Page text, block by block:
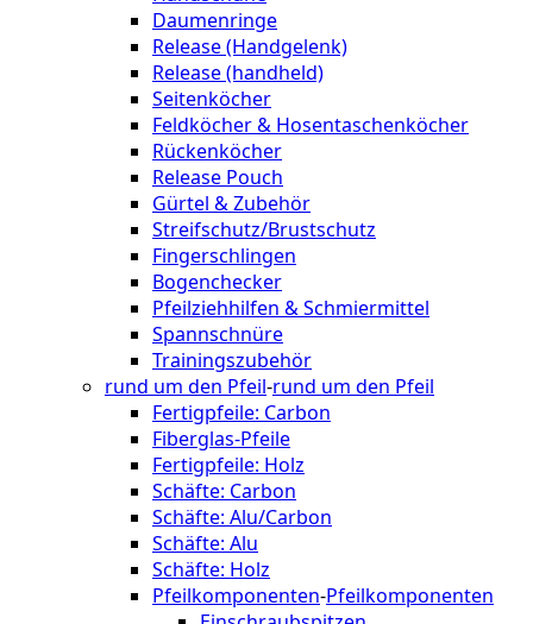
Daumenringe
Release (Handgelenk)
Release (handheld)
Seitenköcher
Feldköcher & Hosentaschenköcher
Rückenköcher
Release Pouch
Gürtel & Zubehör
Streifschutz/Brustschutz
Fingerschlingen
Bogenchecker
Pfeilziehhilfen & Schmiermittel
Spannschnüre
Trainingszubehör
rund um den Pfeil-rund um den Pfeil
Fertigpfeile: Carbon
Fiberglas-Pfeile
Fertigpfeile: Holz
Schäfte: Carbon
Schäfte: Alu/Carbon
Schäfte: Alu
Schäfte: Holz
Pfeilkomponenten-Pfeilkomponenten